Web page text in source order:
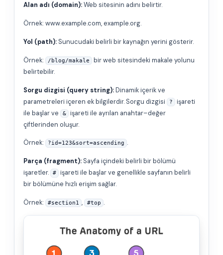
Alan adı (domain):Web sitesinin adını belirtir.
Örnek: www.example.com, example.org.
Yol (path):Sunucudaki belirli bir kaynağın yerini gösterir.
Örnek: /blog/makale
bir web sitesindeki makale yolunu
belirtebilir.
Sorgu dizgisi (query string):Dinamik içerik ve
parametreleri içeren ek bilgilerdir. Sorgu dizgisi
?
işareti
ile başlar ve
&
işareti ile ayrılan anahtar–değer
çiftlerinden oluşur.
Örnek: ?id=123&sort=ascending .
Parça (fragment):Sayfa içindeki belirli bir bölümü
işaretler.
#
işareti ile başlar ve genellikle sayfanın belirli
bir bölümüne hızlı erişim sağlar.
Örnek: #section1 , #top .